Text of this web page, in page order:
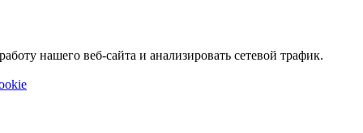
нашего веб-сайта и анализировать сетевой трафик.